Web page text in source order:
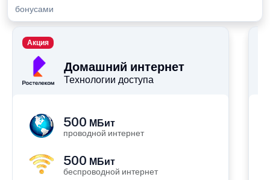
бонусами
Домашний интернет
Технологии доступа
Акция
500 МБит
проводной интернет
500 МБит
беспроводной интернет